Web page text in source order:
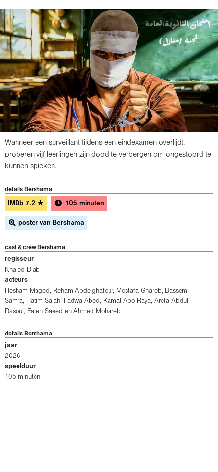
Wanneer een surveillant tijdens een eindexamen overlijdt,
proberen vijf leerlingen zijn dood te verbergen om ongestoord te
kunnen spieken.
details Bershama
IMDb 7.2 ★ 105 minuten
poster van Bershama
cast & crew Bershama
regisseur
Khaled Diab
acteurs
Hesham Maged , Reham Abdelghafour, Mostafa Ghareb,
Bassem
Samra, Hatim Salah, Fadwa Abed , Kamal Abo Raya, Arefa Abdul
Rasoul , Faten Saeed en Ahmed Mohareb
details Bershama
jaar
2026
speelduur
105 minuten